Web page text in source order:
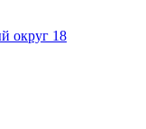
округ 18